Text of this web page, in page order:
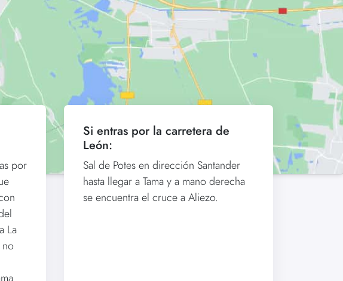
por
La
Si entras por la carretera de
León:
Sal de Potes en dirección Santander
hasta llegar a Tama y a mano derecha
se encuentra el cruce a Aliezo.